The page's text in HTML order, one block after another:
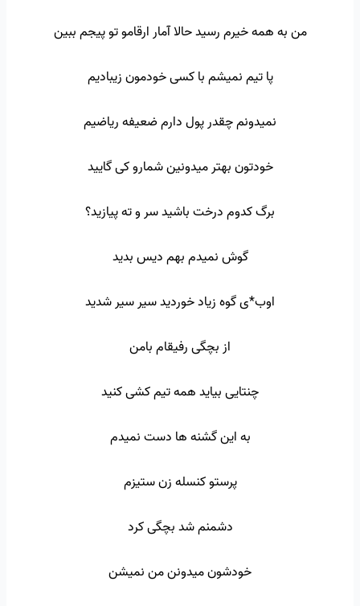
من به همه خیرم رسید حالا آمار ارقامو تو پیجم ببین
پا تیم نمیشم با کسی خودمون زیبادیم
نمیدونم چقدر پول دارم ضعیفه ریاضیم
خودتون بهتر میدونین شمارو کی گایید
برگ کدوم درخت باشید سر و ته پیازید؟
گوش نمیدم بهم دیس بدید
اوب*ی گوه زیاد خوردید سیر سیر شدید
از بچگی رفیقام بامن
چنتایی بیاید همه تیم کشی کنید
به این گشنه ها دست نمیدم
پرستو کنسله زن ستیزم
دشمنم شد بچگی کرد
خودشون میدونن من نمیشن